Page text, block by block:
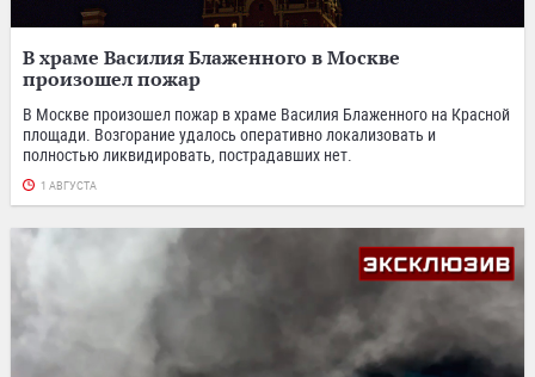
В храме Василия Блаженного в Москве
произошел пожар
В Москве произошел пожар в храме Василия Блаженного на Красной
площади. Возгорание удалось оперативно локализовать и
полностью ликвидировать, пострадавших нет.
1 АВГУСТА